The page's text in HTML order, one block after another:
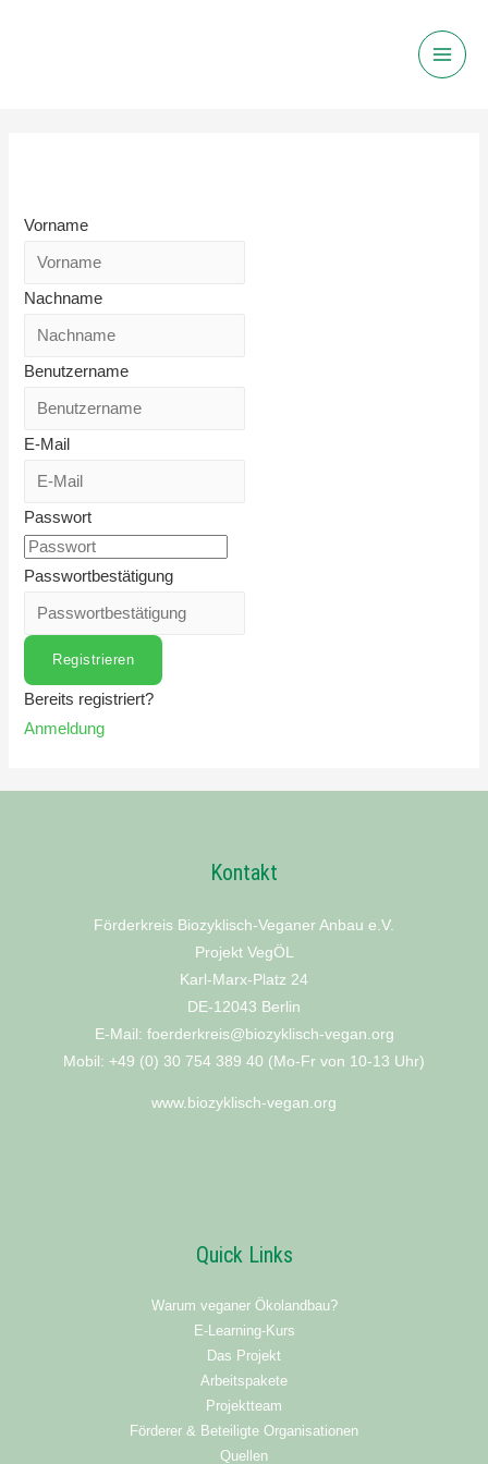
Main
Vorname
Nachname
Benutzername
E-Mail
Passwort
Passwortbestätigung
Registrieren
Bereits registriert?
Anmeldung
Kontakt
Förderkreis Biozyklisch-Veganer Anbau e.V.
Projekt VegÖL
Karl-Marx-Platz 24
DE-12043 Berlin
E-Mail: foerderkreis@biozyklisch-vegan.org
Mobil: +49 (0) 30 754 389 40 (Mo-Fr von 10-13 Uhr)
www.biozyklisch-vegan.org
Quick Links
Warum veganer Ökolandbau?
E-Learning-Kurs
Das Projekt
Arbeitspakete
Projektteam
Förderer & Beteiligte Organisationen
Quellen